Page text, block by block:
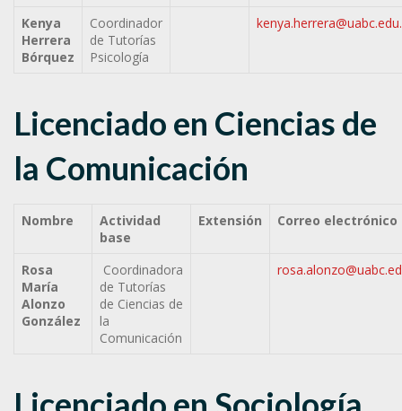
Kenya
Herrera
Bórquez
Coordinador
de Tutorías
Psicología
Licenciado en Ciencias de
la Comunicación
Nombre
Actividad
base
Extensión Correo electrónico
Rosa
María
Alonzo
González
Coordinadora
de Tutorías
de Ciencias de
la
Comunicación